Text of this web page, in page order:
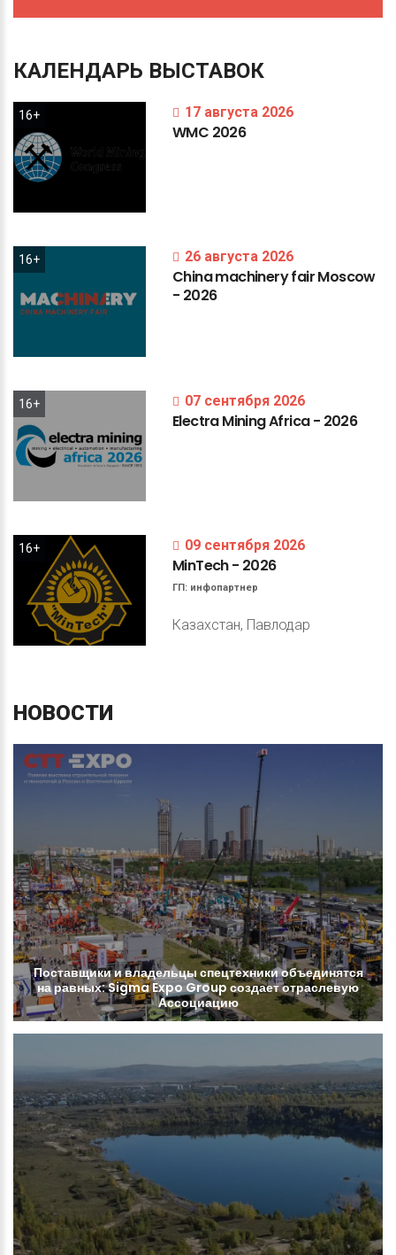
КАЛЕНДАРЬ ВЫСТАВОК
16+ 17 августа 2026
WMC 2026
16+ 26 августа 2026
ChinamachineryfairMoscow
- 2026
16+ 07 сентября 2026
ElectraMiningAfrica- 2026
16+ 09 сентября 2026
MinTech- 2026
ГП: инфопартнер
Казахстан, Павлодар
НОВОСТИ
Поставщикиивладельцыспецтехникиобъединятся
наравных:SigmaExpoGroup создаетотраслевую
Ассоциацию